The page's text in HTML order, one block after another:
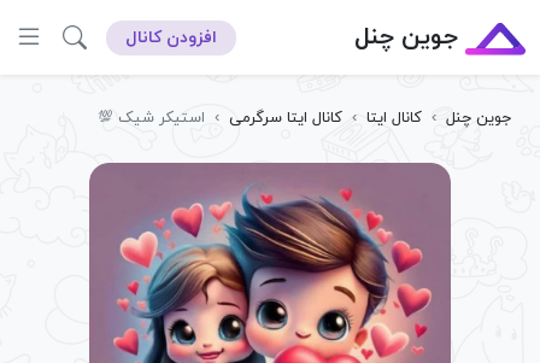
جوین چنل افزودن کانال
جوین چنل › کانال ایتا › کانال ایتا سرگرمی › استیکر شیک 💯